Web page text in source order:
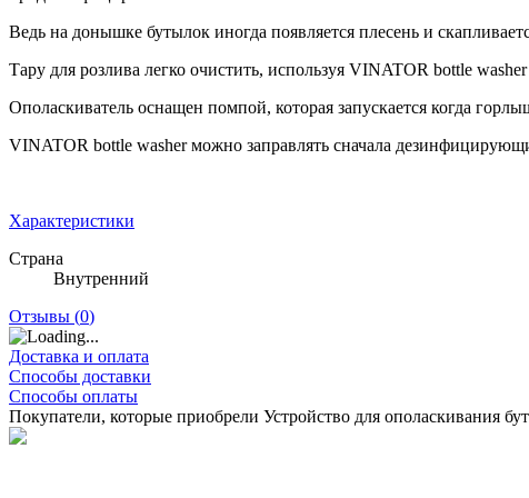
Ведь на донышке бутылок иногда появляется плесень и
Тару для розлива легко очистить, используя VINATOR bottle
Ополаскиватель оснащен помпой, которая запускается когда
VINATOR bottle washer можно заправлять сначала
Характеристики
Страна
Внутренний
Отзывы (0)
Доставка и оплата
Способы доставки
Способы оплаты
Покупатели, которые приобрели Устройство для ополаскивания